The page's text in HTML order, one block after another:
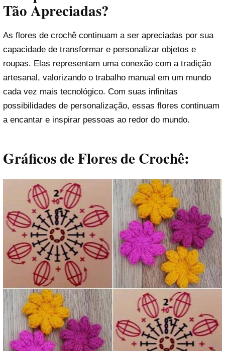
Tão Apreciadas?
As flores de crochê continuam a ser apreciadas por sua
capacidade de transformar e personalizar objetos e
roupas. Elas representam uma conexão com a tradição
artesanal, valorizando o trabalho manual em um mundo
cada vez mais tecnológico. Com suas infinitas
possibilidades de personalização, essas flores continuam
a encantar e inspirar pessoas ao redor do mundo.
Gráficos de Flores de Crochê: